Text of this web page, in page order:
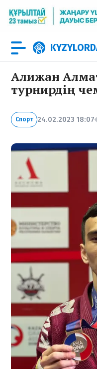
Алижан
турнирдің
Спорт 24.02.2023 18:07